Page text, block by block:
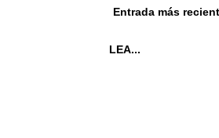
Entrada más
LEA...